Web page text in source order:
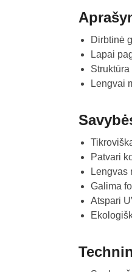
Dirbtinė
Lapai
Lengvai
Patvari
Lengvas
Galima
Atspari